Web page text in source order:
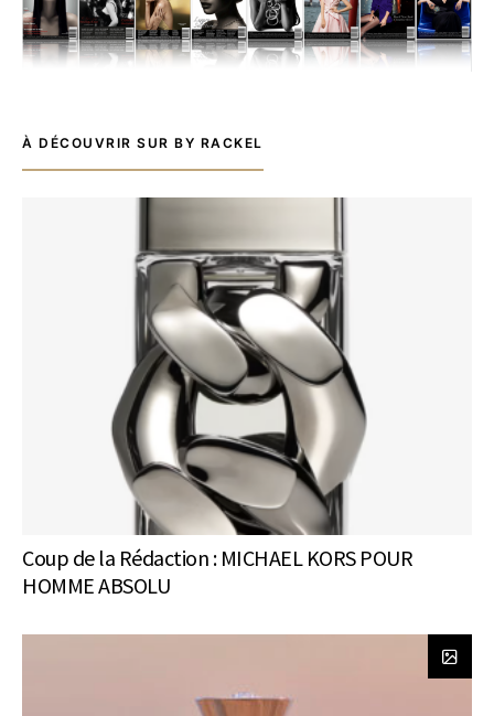
À DÉCOUVRIR SUR BY RACKEL
Coup de la Rédaction : MICHAEL KORS POUR
HOMME ABSOLU